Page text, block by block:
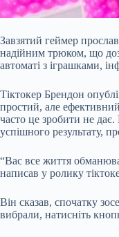
Завзятий геймер
надійним трюком, що
автоматі з іграшками,
Тіктокер Брендон
простий, але
часто це зробити не
успішного результату,
“Вас все життя
написав у ролику
Він сказав, спочатку
вибрали, натисніть